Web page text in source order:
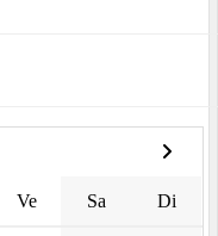
Ve Sa Di